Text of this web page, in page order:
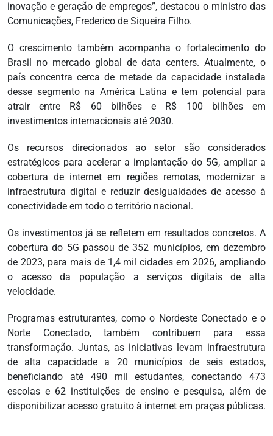
inovação e geração de empregos”, destacou o ministro das
Comunicações, Frederico de Siqueira Filho.
O crescimento também acompanha o fortalecimento do
Brasil no mercado global de data centers. Atualmente, o
país concentra cerca de metade da capacidade instalada
desse segmento na América Latina e tem potencial para
atrair entre R$ 60 bilhões e R$ 100 bilhões em
investimentos internacionais até 2030.
Os recursos direcionados ao setor são considerados
estratégicos para acelerar a implantação do 5G, ampliar a
cobertura de internet em regiões remotas, modernizar a
infraestrutura digital e reduzir desigualdades de acesso à
conectividade em todo o território nacional.
Os investimentos já se refletem em resultados concretos. A
cobertura do 5G passou de 352 municípios, em dezembro
de 2023, para mais de 1,4 mil cidades em 2026, ampliando
o acesso da população a serviços digitais de alta
velocidade.
Programas estruturantes, como o Nordeste Conectado e o
Norte Conectado, também contribuem para essa
transformação. Juntas, as iniciativas levam infraestrutura
de alta capacidade a 20 municípios de seis estados,
beneficiando até 490 mil estudantes, conectando 473
escolas e 62 instituições de ensino e pesquisa, além de
disponibilizar acesso gratuito à internet em praças públicas.